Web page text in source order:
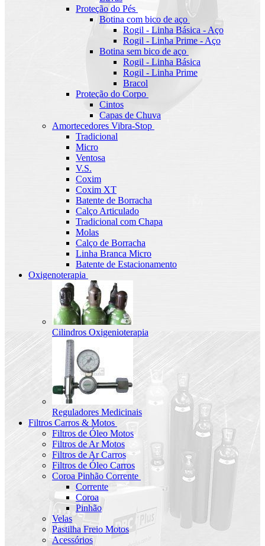
Proteção do Pés
Botina com bico de aço
Rogil - Linha Básica - Aço
Rogil - Linha Prime - Aço
Botina sem bico de aço
Rogil - Linha Básica
Rogil - Linha Prime
Bracol
Proteção do Corpo
Cintos
Capas de Chuva
Amortecedores Vibra-Stop
Tradicional
Micro
Ventosa
V.S.
Coxim
Coxim XT
Batente de Borracha
Calço Articulado
Tradicional com Chapa
Molas
Calço de Borracha
Linha Branca Micro
Batente de Estacionamento
Oxigenoterapia
Cilindros Oxigenioterapia
Reguladores Medicinais
Filtros Carros & Motos
Filtros de Óleo Motos
Filtros de Ar Motos
Filtros de Ar Carros
Filtros de Óleo Carros
Coroa Pinhão Corrente
Corrente
Coroa
Pinhão
Velas
Pastilha Freio Motos
Acessórios